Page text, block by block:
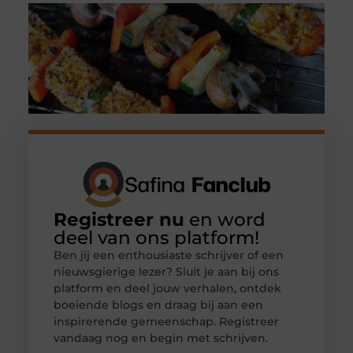
Registreer nu en word
deel van ons platform!
Ben jij een enthousiaste schrijver of een
nieuwsgierige lezer? Sluit je aan bij ons
platform en deel jouw verhalen, ontdek
boeiende blogs en draag bij aan een
inspirerende gemeenschap. Registreer
vandaag nog en begin met schrijven.